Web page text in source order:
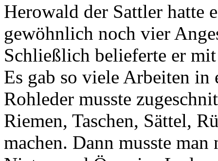
Herowald der Sattler hatte
gewöhnlich noch vier
Schließlich belieferte er
Es gab so viele Arbeiten in
Rohleder musste
Riemen, Taschen, Sättel,
machen. Dann musste